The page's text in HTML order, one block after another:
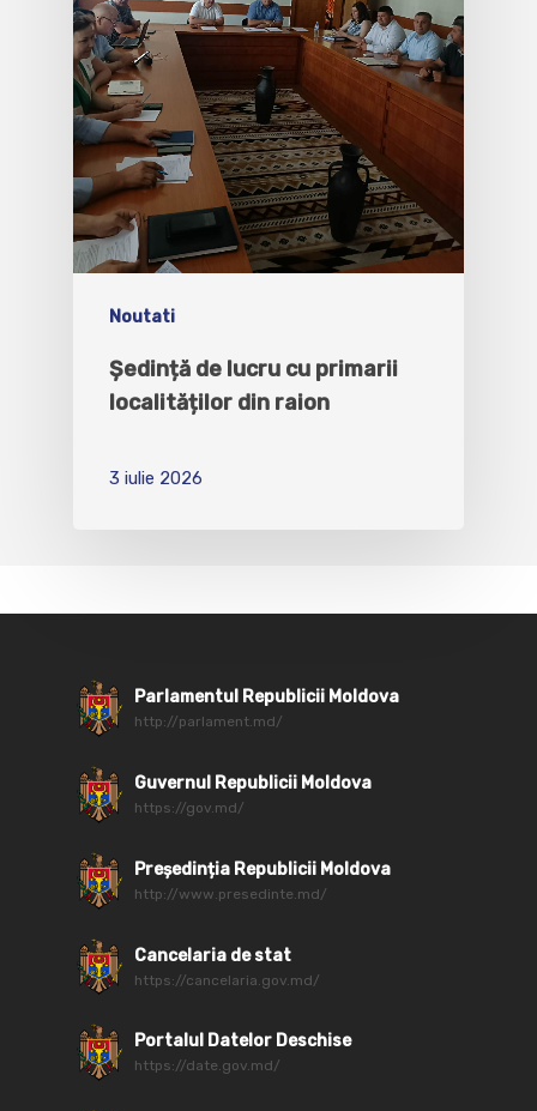
Noutati
Ședință de lucru cu primarii
localităților din raion
3 iulie 2026
Parlamentul Republicii Moldova
http://parlament.md/
Guvernul Republicii Moldova
https://gov.md/
Președinția Republicii Moldova
http://www.presedinte.md/
Cancelaria de stat
https://cancelaria.gov.md/
Portalul Datelor Deschise
https://date.gov.md/